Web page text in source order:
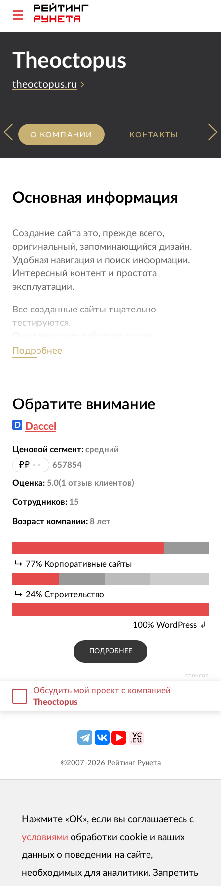
Theoctopus
theoctopus.ru
О КОМПАНИИ КОНТАКТЫ
Основная информация
Создание сайта это, прежде всего,
оригинальный, запоминающийся дизайн.
Удобная навигация и поиск информации.
Интересный контент и простота
эксплуатации.
Все созданные сайты тщательно
тестируются.
пользователей, быстро грузятся и с
Ваш сайт будет продуманный до мелочей и
заточен на результат.
- Сайты-визитки
- Рекламные сайты (лэндинги,
одностраничники, промо и пр.)
- Корпоративные сайты
- Портфолио
- Сайты компании.
А так же мощные логотипы.
Подробнее
спонсор
Обратите внимание
Daccel
Ценовой сегмент: средний
₽₽ •• 657854
Оценка: 5.0(1 отзыв клиентов)
Сотрудников: 15
Возраст компании: 8 лет
77% Корпоративные сайты
24% Строительство
100%WordPress
ПОДРОБНЕЕ
Обсудить мой проект с компанией
Theoctopus
©2007-2026 Рейтинг Рунета
Нажмите «ОК», если вы соглашаетесь с
условиями обработки cookie и ваших
данных о поведении на сайте,
необходимых для аналитики. Запретить